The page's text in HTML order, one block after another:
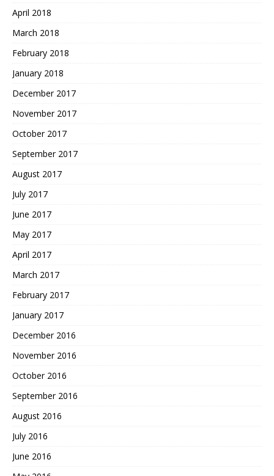
April 2018
March 2018
February 2018
January 2018
December 2017
November 2017
October 2017
September 2017
August 2017
July 2017
June 2017
May 2017
April 2017
March 2017
February 2017
January 2017
December 2016
November 2016
October 2016
September 2016
August 2016
July 2016
June 2016